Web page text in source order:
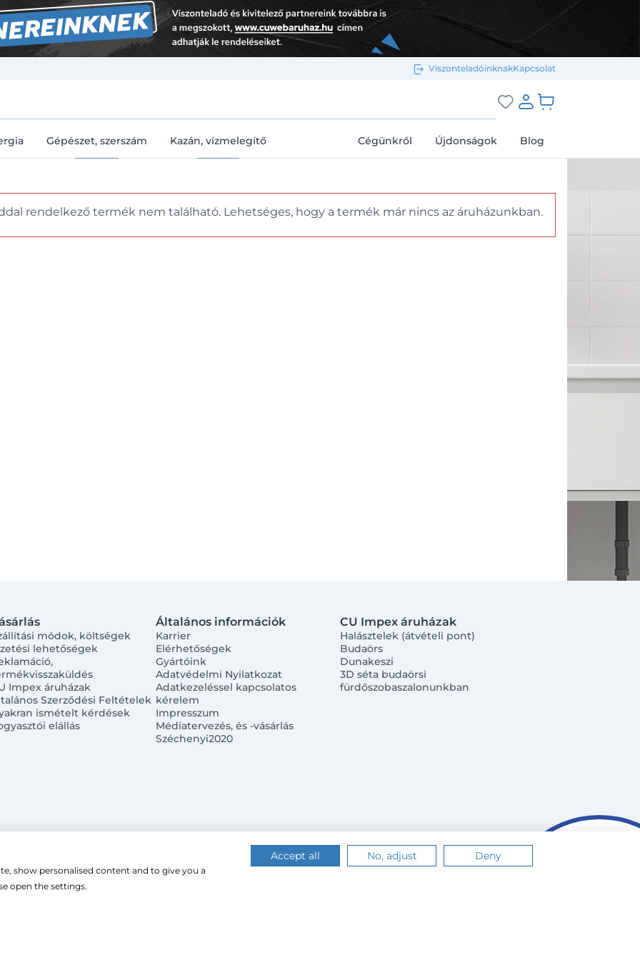
ViszonteladóinknakKapcsolat
Bejelentkezés e-mail-címmel
Megjegyzés Elfelejtett jelszó
Gépészet, szerszám Kazán, vízmelegítő Cégünkről Újdonságok Blog
rendelkező termék nem található. Lehetséges, hogy a termék már nincs az áruházunkban.
módok, költségek
lehetőségek
Impex áruházak
Szerződési Feltételek
ismételt kérdések
elállás
Általános információk
Karrier
Elérhetőségek
Gyártóink
Adatvédelmi Nyilatkozat
Adatkezeléssel kapcsolatos
kérelem
Impresszum
Médiatervezés, és -vásárlás
Széchenyi2020
CU Impex áruházak
Halásztelek (átvételi pont)
Budaörs
Dunakeszi
3D séta budaörsi
fürdőszobaszalonunkban
kat) használ a nagyobb felhasználói élmény érdekében.
show personalised content and to give you a
open the settings.
Accept all No, adjust Deny